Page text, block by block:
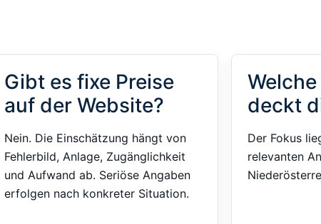
Gibt es fixe Preise
auf der Website?
Nein. Die Einschätzung hängt von
Fehlerbild, Anlage, Zugänglichkeit
und Aufwand ab. Seriöse Angaben
erfolgen nach konkreter Situation.
deckt
Der Fokus
relevanten